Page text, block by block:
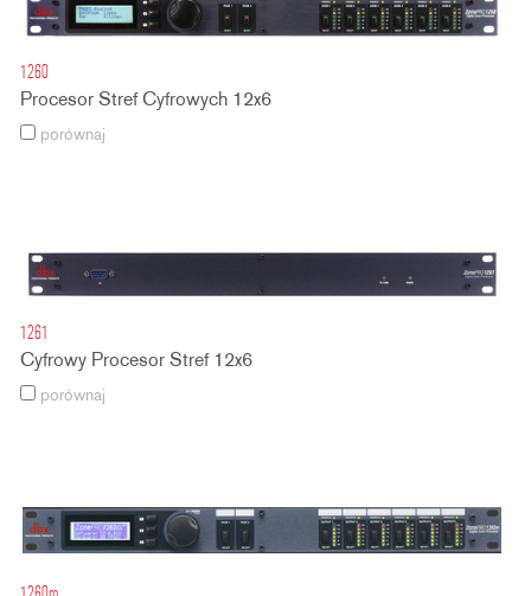
1260
Procesor Stref Cyfrowych 12x6
porównaj
1261
Cyfrowy Procesor Stref 12x6
porównaj